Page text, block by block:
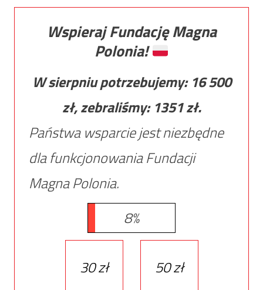
Wspieraj Fundację Magna
Polonia!
W sierpniu potrzebujemy: 16 500
zł, zebraliśmy: 1351zł.
Państwa wsparcie jest niezbędne
dla funkcjonowania Fundacji
Magna Polonia.
8%
30 zł 50 zł